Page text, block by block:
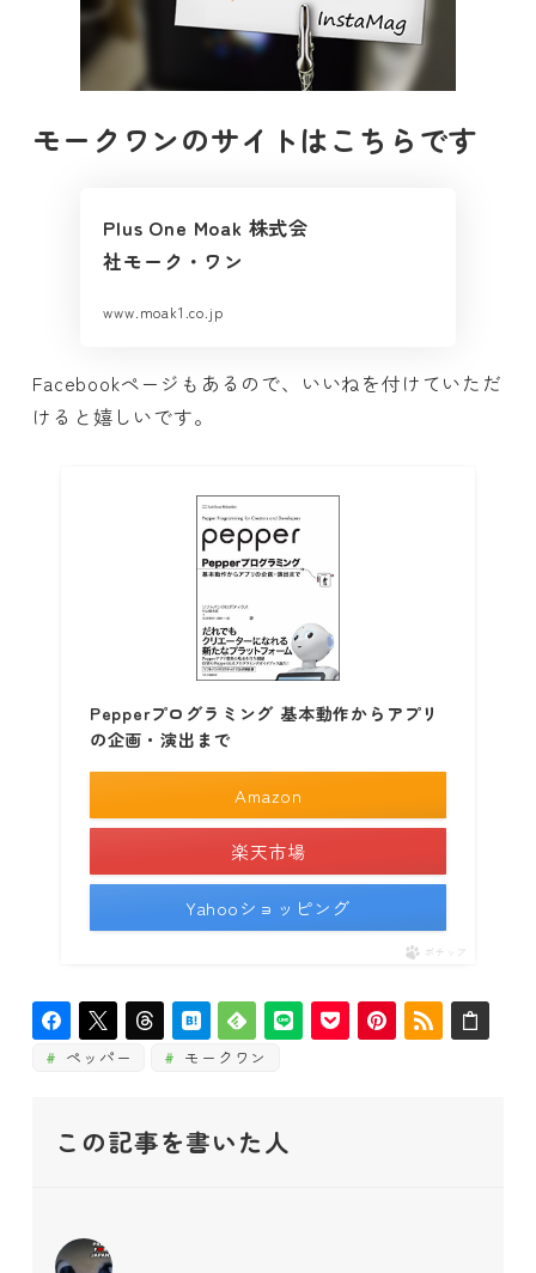
モークワンのサイトはこちらです
Plus One Moak 株式会
社モーク・ワン
www.moak1.co.jp
Facebookページもあるので、いいねを付けていただ
けると嬉しいです。
Pepperプログラミング 基本動作からアプリ
の企画・演出まで
Amazon
楽天市場
Yahooショッピング
ポチップ
ペッパー モークワン
この記事を書いた人